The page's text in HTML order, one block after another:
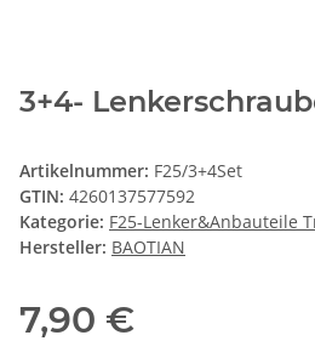
3+4-
Artikelnummer: F25/3+4Set
GTIN: 4260137577592
Kategorie: F25-Lenker&Anbauteile
Hersteller: BAOTIAN
7,90 €